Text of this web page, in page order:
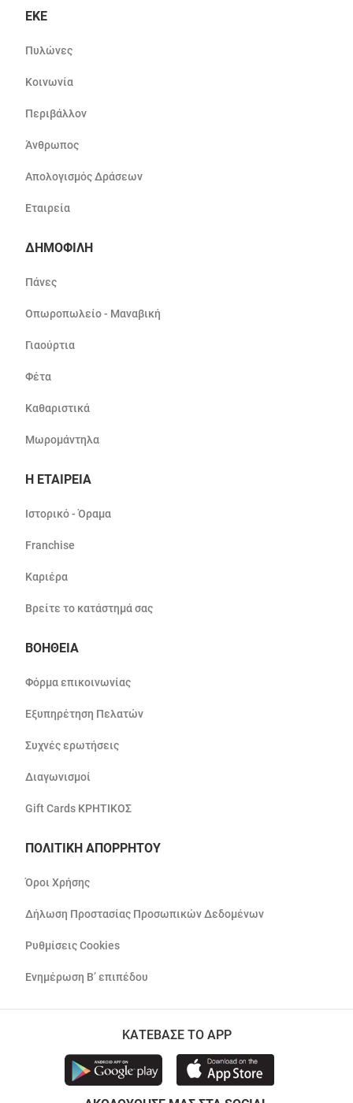
ΕΚΕ
Πυλώνες
Κοινωνία
Περιβάλλον
Άνθρωπος
Απολογισμός Δράσεων
Εταιρεία
ΔΗΜΟΦΙΛΗ
Πάνες
Οπωροπωλείο - Μαναβική
Γιαούρτια
Φέτα
Καθαριστικά
Μωρομάντηλα
Η ΕΤΑΙΡΕΙΑ
Ιστορικό - Όραμα
Franchise
Καριέρα
Βρείτε το κατάστημά σας
ΒΟΗΘΕΙΑ
Φόρμα επικοινωνίας
Εξυπηρέτηση Πελατών
Συχνές ερωτήσεις
Διαγωνισμοί
Gift Cards ΚΡΗΤΙΚΟΣ
ΠΟΛΙΤΙΚΗ ΑΠΟΡΡΗΤΟΥ
Όροι Χρήσης
Δήλωση Προστασίας Προσωπικών Δεδομένων
Ρυθμίσεις Cookies
Ενημέρωση Β’ επιπέδου
ΚΑΤΕΒΑΣΕ ΤΟ APP